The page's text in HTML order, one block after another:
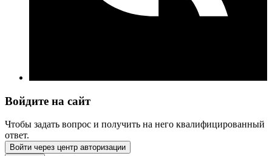
Войдите на сайт
Чтобы задать вопрос и получить на него квалифицированный
ответ.
Войти через центр авторизации